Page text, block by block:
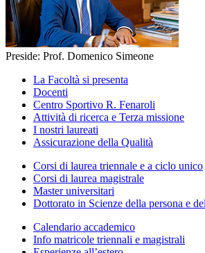
Preside: Prof. Domenico Simeone
La Facoltà si presenta
Docenti
Centro Sportivo R. Fenaroli
Attività di ricerca e Terza missione
I nostri laureati
Assicurazione della Qualità
Corsi di laurea triennale e a ciclo unico
Corsi di laurea magistrale
Master universitari
Dottorato in Scienze della persona e
Calendario accademico
Info matricole triennali e magistrali